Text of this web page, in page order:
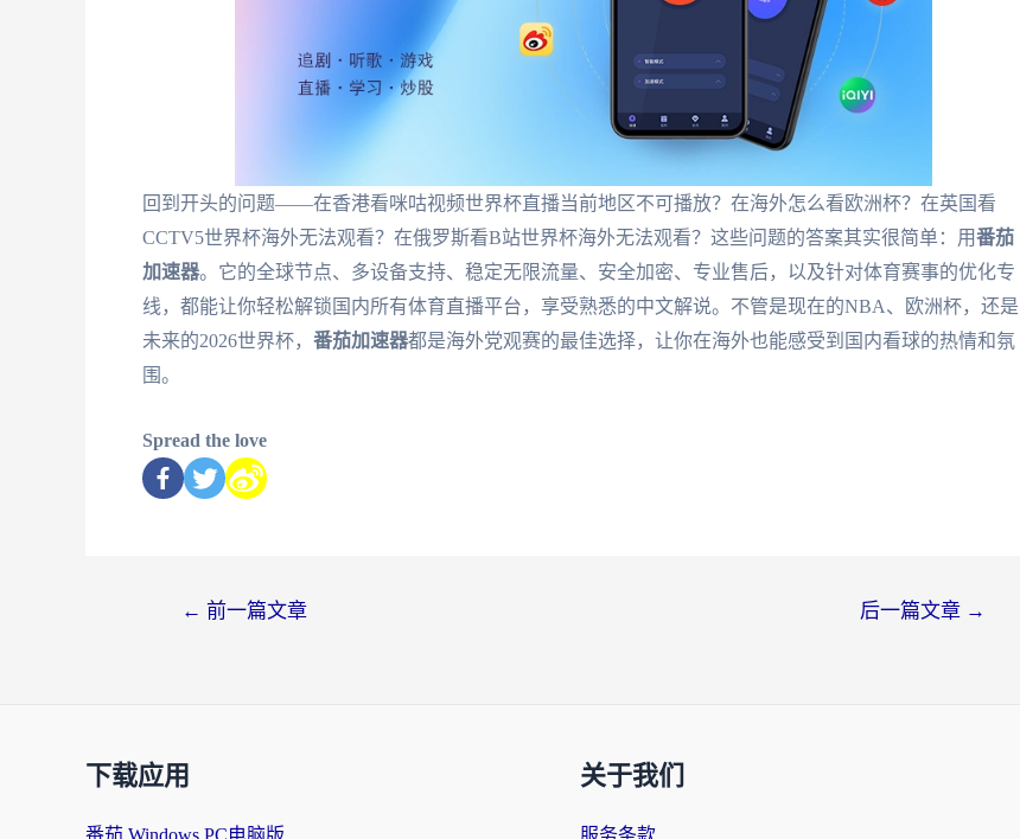
回到开头的问题——在香港看咪咕视频世界杯直播当前地区不可播放？在海外怎么看欧洲杯？在英国看
CCTV5世界杯海外无法观看？在俄罗斯看B站世界杯海外无法观看？这些问题的答案其实很简单：用番茄
加速器。它的全球节点、多设备支持、稳定无限流量、安全加密、专业售后，以及针对体育赛事的优化专
线，都能让你轻松解锁国内所有体育直播平台，享受熟悉的中文解说。不管是现在的NBA、欧洲杯，还是
未来的2026世界杯， 番茄加速器都是海外党观赛的最佳选择，让你在海外也能感受到国内看球的热情和氛
围。
Spread the love
← 前一篇文章 后一篇文章 →
下载应用
番茄 Windows PC电脑版
关于我们
服务条款